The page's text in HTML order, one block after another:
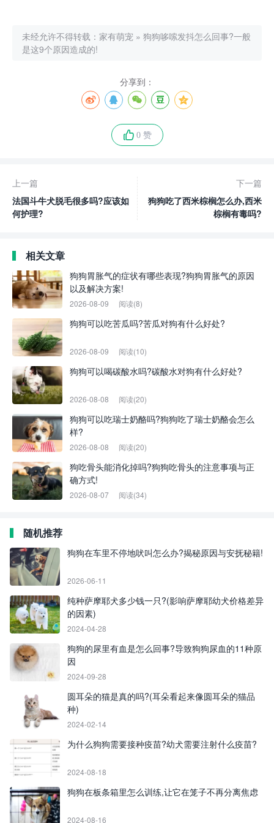
未经允许不得转载： 家有萌宠 » 狗狗哆嗦发抖怎么回事?一般
是这9个原因造成的!
分享到：
0 赞
上一篇
法国斗牛犬脱毛很多吗?应该如
何护理?
下一篇
狗狗吃了西米棕榈怎么办,西米
棕榈有毒吗?
相关文章
狗狗胃胀气的症状有哪些表现?狗狗胃胀气的原因
以及解决方案!
2026-08-09 阅读(8)
狗狗可以吃苦瓜吗?苦瓜对狗有什么好处?
2026-08-09 阅读(10)
狗狗可以喝碳酸水吗?碳酸水对狗有什么好处?
2026-08-08 阅读(20)
狗狗可以吃瑞士奶酪吗?狗狗吃了瑞士奶酪会怎么
样?
2026-08-08 阅读(20)
狗吃骨头能消化掉吗?狗狗吃骨头的注意事项与正
确方式!
2026-08-07 阅读(34)
随机推荐
狗狗在车里不停地吠叫怎么办?揭秘原因与安抚秘籍!
2026-06-11
纯种萨摩耶犬多少钱一只?(影响萨摩耶幼犬价格差异
的因素)
2024-04-28
狗狗的尿里有血是怎么回事?导致狗狗尿血的11种原
因
2024-09-28
圆耳朵的猫是真的吗?(耳朵看起来像圆耳朵的猫品
种)
2024-02-14
为什么狗狗需要接种疫苗?幼犬需要注射什么疫苗?
2024-08-18
狗狗在板条箱里怎么训练,让它在笼子不再分离焦虑
2024-08-16